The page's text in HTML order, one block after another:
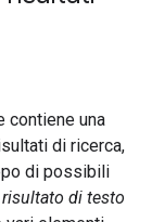
contiene una
di ricerca,
di possibili
risultato di testo